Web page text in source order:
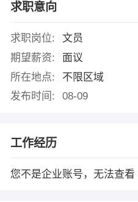
求职意向
求职岗位:
文员
期望薪资:
面议
所在地点:
不限区域
发布时间:
08-09
工作经历
您不是企业账号，无法查看